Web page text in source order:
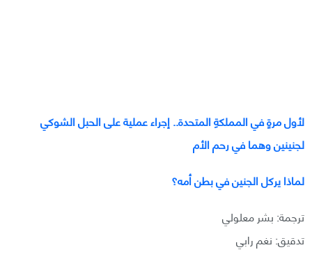
لأول مرةٍ في المملكةِ المتحدة.. إجراء عملية على الحبل الشوكي
لجنينين وهما في رحم الأم
لماذا يركل الجنين في بطن أمه؟
ترجمة: بشر معلولي
تدقيق: نغم رابي